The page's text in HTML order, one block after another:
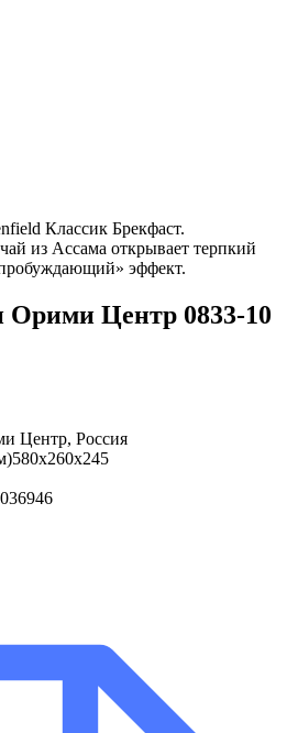
Классик Брекфаст.
из Ассама открывает терпкий
эффект.
Орими Центр 0833-10
Центр, Россия
580x260x245